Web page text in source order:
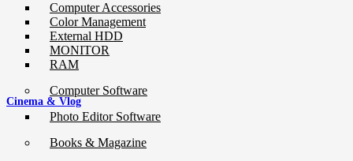
Computer Accessories
Color Management
External HDD
MONITOR
RAM
Computer Software
Photo Editor Software
Books & Magazine
Cinema & Vlog